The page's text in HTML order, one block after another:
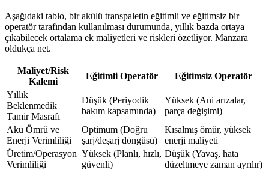
Aşağıdaki tablo, bir akülü transpaletin eğitimli ve eğitimsiz bir
operatör tarafından kullanılması durumunda, yıllık bazda ortaya
çıkabilecek ortalama ek maliyetleri ve riskleri özetliyor. Manzara
oldukça net.
Maliyet/Risk
Kalemi
Eğitimli Operatör
Eğitimsiz Operatör
Yıllık
Beklenmedik
Tamir Masrafı
Düşük (Periyodik
bakım kapsamında)
Yüksek (Ani arızalar,
parça değişimi)
Akü Ömrü ve
Enerji Verimliliği
Optimum (Doğru
şarj/deşarj döngüsü)
Kısalmış ömür, yüksek
enerji maliyeti
Üretim/Operasyon
Verimliliği
Yüksek (Planlı, hızlı,
güvenli)
Düşük (Yavaş, hata
düzeltmeye zaman ayrılır)